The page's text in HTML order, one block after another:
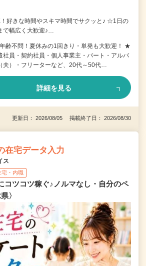
好きな時間やスキマ時間でサクッと♪ ☆1日の
で幅広く大歓迎♪…
齢不問！夏休みの1回きり・単発も大歓迎！ ★
社員・契約社員・個人事業主・パート・アルバ
夫）・フリーターなど、20代～50代…
詳細を見る
更新日： 2026/08/05 掲載終了日： 2026/08/30
在宅データ入力
ス
宅・内職
コツコツ稼ぐ♪ノルマなし・自分のペ
〉